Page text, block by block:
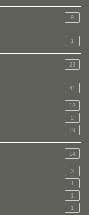
9
1
23
41
18
2
19
14
3
1
1
1